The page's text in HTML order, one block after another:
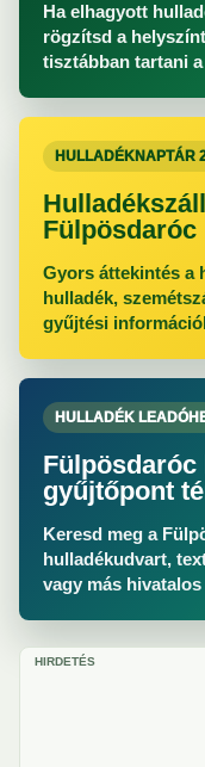
Ha elhagyott
rögzítsd a
tisztábban tartani
HULLADÉKNAPTÁR
Fülpösdaróc
Gyors áttekintés a
hulladék,
gyűjtési
HULLADÉK
gyűjtőpont
Keresd meg a
hulladékudvart,
vagy más
HIRDETÉS